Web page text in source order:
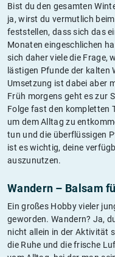
Bist du den gesamten
ja, wirst du vermutlich
feststellen, dass sich das
Monaten eingeschlichen
sich daher viele die Frage,
lästigen Pfunde der kalten
Umsetzung ist dabei aber
Früh morgens geht es zur
Folge fast den kompletten
um dem Alltag zu
tun und die überflüssigen
ist es wichtig, deine
auszunutzen.
Wandern – Balsam
Ein großes Hobby vieler
geworden. Wandern? Ja,
nicht allein in der Aktivität
die Ruhe und die frische